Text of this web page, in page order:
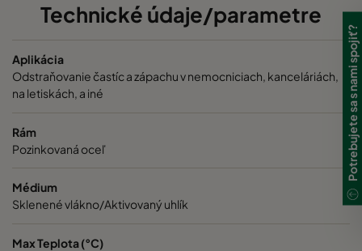
Technické údaje/parametre
Aplikácia
Odstraňovanie častíc a zápachu v nemocniciach, kanceláriách,
na letiskách, a iné
Rám
Pozinkovaná oceľ
Médium
Sklenené vlákno/Aktivovaný uhlík
Max Teplota (°C)
Potrebujete sa s nami spojiť?